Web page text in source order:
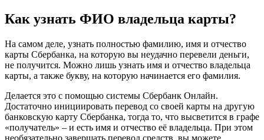
Как узнать ФИО владельца карты?
На самом деле, узнать полностью фамилию, имя и отчество
карты Сбербанка, на которую вы неудачно перевели деньги,
не получится. Можно лишь узнать имя и отчество владельца
карты, а также букву, на которую начинается его фамилия.
Делается это с помощью системы Сбербанк Онлайн.
Достаточно инициировать перевод со своей карты на другую
банковскую карту Сбербанка, тогда то, что высветится в графе
«получатель» – и есть имя и отчество её владельца. При этом
необязательно завершать перевод средств, вы можете